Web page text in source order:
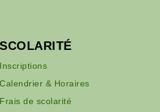
SCOLARITÉ
Inscriptions
Calendrier & Horaires
Frais de scolarité